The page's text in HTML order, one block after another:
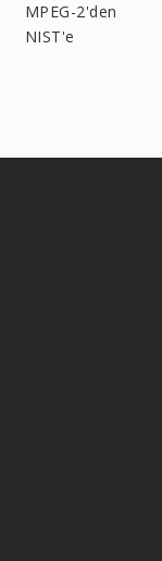
MPEG-2'den
NIST'e